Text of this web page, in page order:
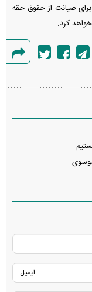
صیانت از حقوق حقه
کرد.